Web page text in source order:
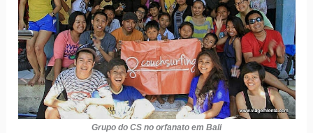
Grupo do CS no orfanato em Bali